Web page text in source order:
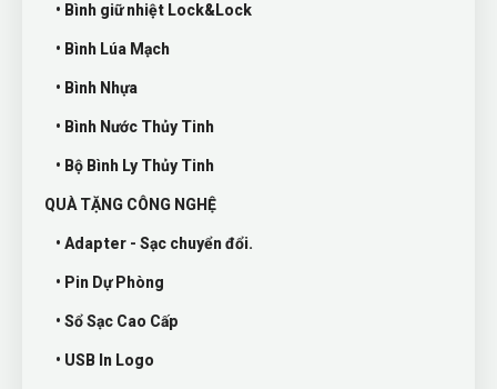
• Bình giữ nhiệt Lock&Lock
• Bình Lúa Mạch
• Bình Nhựa
• Bình Nước Thủy Tinh
• Bộ Bình Ly Thủy Tinh
QUÀ TẶNG CÔNG NGHỆ
• Adapter - Sạc chuyển đổi.
• Pin Dự Phòng
• Sổ Sạc Cao Cấp
• USB In Logo